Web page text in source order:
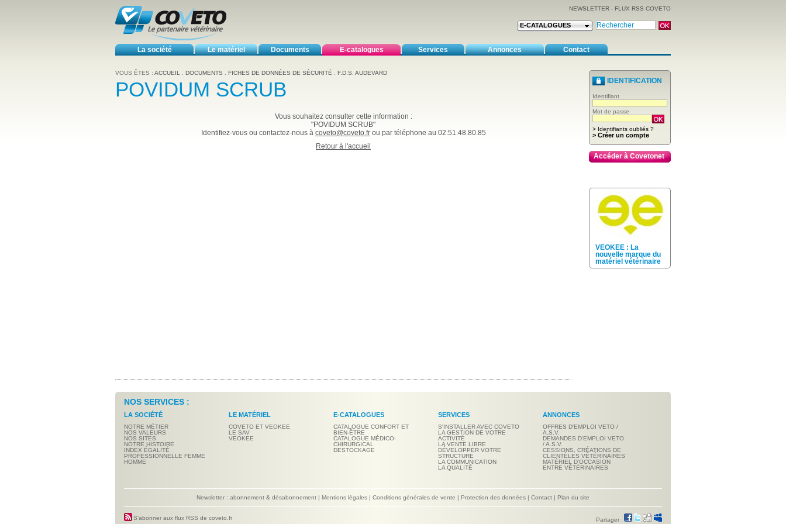
NEWSLETTER - FLUX RSS COVETO
E-CATALOGUES
La société Le matériel Documents E-catalogues Services Annonces Contact
VOUS ÊTES : ACCUEIL DOCUMENTS FICHES DE DONNÉES DE SÉCURITÉ F.D.S. AUDEVARD
POVIDUM SCRUB
Vous souhaitez consulter cette information :
"POVIDUM SCRUB"
Identifiez-vous ou contactez-nous à coveto@coveto.frou par téléphone au 02.51.48.80.85
Retour à l'accueil
IDENTIFICATION
Identifiant
Mot de passe
> Identifiants oubliés ?
> Créer un compte
Accéder à Covetonet
VEOKEE : La
nouvelle marque du
matériel vétérinaire
NOS SERVICES :
LA SOCIÉTÉ
NOTRE MÉTIER
NOS VALEURS
NOS SITES
NOTRE HISTOIRE
INDEX ÉGALITÉ
PROFESSIONNELLE FEMME
HOMME
LE MATÉRIEL
COVETO ET VEOKEE
LE SAV
VEOKEE
E-CATALOGUES
CATALOGUE CONFORT ET
BIEN-ÊTRE
CATALOGUE MÉDICO-
CHIRURGICAL
DESTOCKAGE
SERVICES
S'INSTALLER AVEC COVETO
LA GESTION DE VOTRE
ACTIVITÉ
LA VENTE LIBRE
DÉVELOPPER VOTRE
STRUCTURE
LA COMMUNICATION
LA QUALITÉ
ANNONCES
OFFRES D'EMPLOI VETO /
A.S.V.
DEMANDES D'EMPLOI VETO
/ A.S.V.
CESSIONS, CRÉATIONS DE
CLIENTÈLES VÉTÉRINAIRES
MATÉRIEL D'OCCASION
ENTRE VÉTÉRINAIRES
Newsletter : abonnement & désabonnement | Mentions légales | Conditions générales de vente | Protection des données | Contact | Plan du site
S'abonner aux flux RSS de coveto.fr Partager :